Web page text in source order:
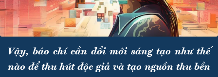
Vậy, báo chí cần đổi mới sáng tạo như thế
nào để thu hút độc giả và tạo nguồn thu bền